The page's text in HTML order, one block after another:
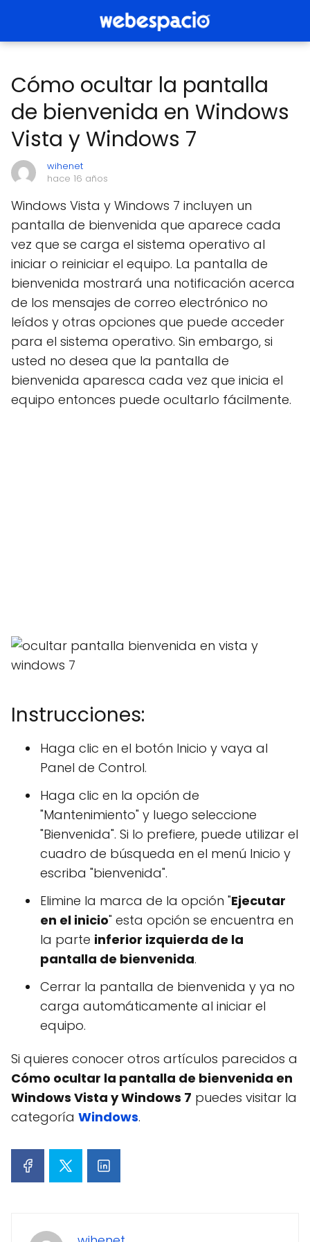
Cómo ocultar la pantalla
de bienvenida en Windows
Vista y Windows 7
wihenet
hace 16 años
Windows Vista y Windows 7 incluyen un
pantalla de bienvenida que aparece cada
vez que se carga el sistema operativo al
iniciar o reiniciar el equipo. La pantalla de
bienvenida mostrará una notificación acerca
de los mensajes de correo electrónico no
leídos y otras opciones que puede acceder
para el sistema operativo. Sin embargo, si
usted no desea que la pantalla de
bienvenida aparesca cada vez que inicia el
equipo entonces puede ocultarlo fácilmente.
Instrucciones:
Haga clic en el botón Inicio y vaya al
Panel de Control.
Haga clic en la opción de
"Mantenimiento" y luego seleccione
"Bienvenida". Si lo prefiere, puede utilizar el
cuadro de búsqueda en el menú Inicio y
escriba "bienvenida".
Elimine la marca de la opción "Ejecutar
en el inicio" esta opción se encuentra en
la parte inferior izquierda de la
pantalla de bienvenida.
Cerrar la pantalla de bienvenida y ya no
carga automáticamente al iniciar el
equipo.
Si quieres conocer otros artículos parecidos a
Cómo ocultar la pantalla de bienvenida en
Windows Vista y Windows 7 puedes visitar la
categoría Windows.